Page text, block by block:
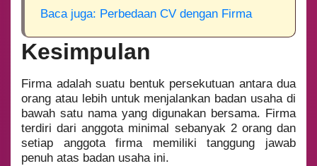
Baca juga: Perbedaan CV dengan Firma
Kesimpulan
Firma adalah suatu bentuk persekutuan antara dua
orang atau lebih untuk menjalankan badan usaha di
bawah satu nama yang digunakan bersama. Firma
terdiri dari anggota minimal sebanyak 2 orang dan
setiap anggota firma memiliki tanggung jawab
penuh atas badan usaha ini.